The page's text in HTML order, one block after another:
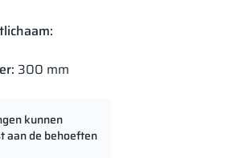
300 mm
kunnen
aan de behoeften